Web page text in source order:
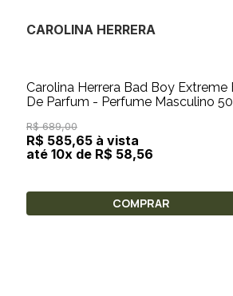
CAROLINA HERRERA
Carolina Herrera Bad Boy Extreme
De Parfum - Perfume Masculino
R$ 689,00
R$ 585,65 à vista
até 10x de R$ 58,56
COMPRAR